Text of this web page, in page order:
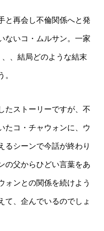
と再会し不倫関係へと発
ないコ・ムルサン。一家
、結局どのような結末
。
たストーリーですが、不
たコ・チャウォンに、ウ
るシーンで今話が終わり
の父からひどい言葉をあ
ォンとの関係を続けよう
て、企んでいるのでしょ